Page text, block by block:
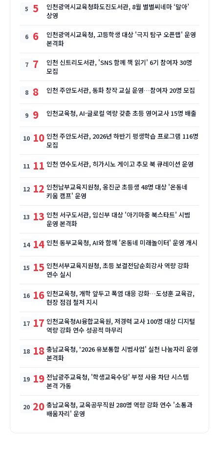
5
인천광역시교육청화도진도서관, 8월 별별씨네마 ‘말아’
상영
6
인천광역시교육청, 고등학생 대상 '극지 탐구 오픈랩' 운영
본격화
7
인천 신트리도서관, 'SNS 함께 책 읽기' 6기 참여자 30명
모집
8 인천 주안도서관, 동화 창작 교실 운영…참여자 20명 모집
9 인천교육청, AI·글로컬 역량 갖춘 초등 영어교사 15명 배출
10 인천 주안도서관, 2026년 하반기 평생학습 프로그램 116명
모집
11 인천 연수도서관, 히가시노 게이고 추모 북 큐레이션 운영
12 인천남부교육지원청, 옹진군 초등생 48명 대상 '온동네
키움 캠프' 운영
13 인천 서구도서관, 임신부 대상 '아기마중 북스타트' 시범
운영 본격화
14 인천 동부교육청, AI와 함께 '온동네 미래놀이터' 운영 개시
15 인천서부교육지원청, 초등 보결전담순회강사 역량 강화
연수 실시
16 인천교육청, 개학 앞두고 폭염 대응 강화…도성훈 교육감,
현장 점검 철저 지시
17 인천교육청AI융합교육원, 저경력 교사 100명 대상 디지털
역량 강화 연수 성공적 마무리
18 충남교육청, '2026 유보통합 시범사업' 실천 나눔자리 운영
본격화
19 전남광주교육청, '학생교육수당' 부정 사용 차단 시스템
본격 가동
20 충남교육청, 교육공무직원 280명 역량 강화 연수 '소통과
배움자리' 운영